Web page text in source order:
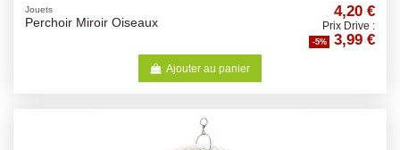
Jouets
Perchoir Miroir Oiseaux
4,20 €
Prix Drive :
-5% 3,99 €
Ajouter au panier